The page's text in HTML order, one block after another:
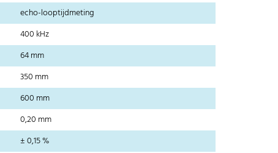
echo-looptijdmeting
400 kHz
64 mm
350 mm
600 mm
0,20 mm
± 0,15 %